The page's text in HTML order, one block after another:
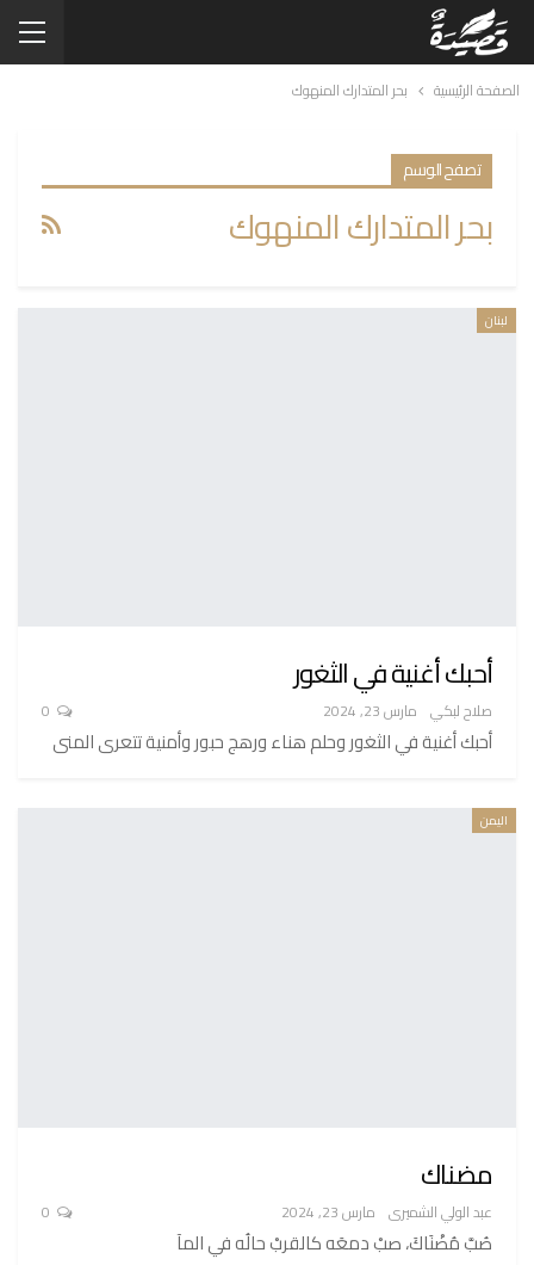
الصفحة الرئيسية بحر المتدارك المنهوك
تصفح الوسم
بحر المتدارك المنهوك
لبنان
أحبك أغنية في الثغور
صلاح لبكي مارس 23, 2024
أحبك أغنية في الثغور وحلم هناء ورهج حبور وأمنية تتعرى المنى
اليمن
مضناك
عبد الولي الشميرى مارس 23, 2024
صُبَّ مُضْنَاكَ، صبْ دمعَه كالقربْ حالُه في المآ